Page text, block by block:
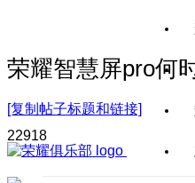
荣耀智慧屏pro何
[复制帖子标题和链接]
22918